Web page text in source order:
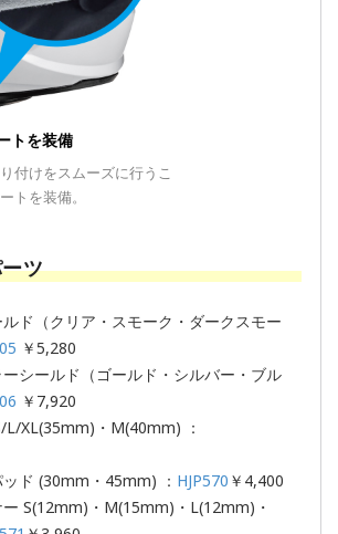
トを装備
付けをスムーズに行うこ
トを装備。
ツ
ルド（クリア・スモーク・ダークスモー
￥5,280
ーシールド（ゴールド・シルバー・ブル
￥7,920
L/XL(35mm)・M(40mm) ：
ッド (30mm・45mm) ： HJP570 ￥4,400
ー S(12mm)・M(15mm)・L(12mm)・